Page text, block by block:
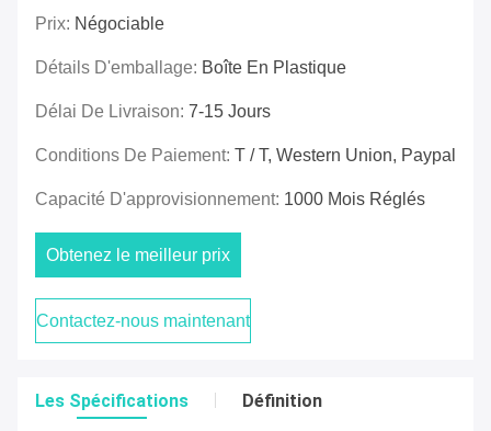
Prix: Négociable
Détails D'emballage: Boîte En Plastique
Délai De Livraison: 7-15 Jours
Conditions De Paiement: T / T, Western Union, Paypal
Capacité D'approvisionnement: 1000 Mois Réglés
Obtenez le meilleur prix
Contactez-nous maintenant
Les Spécifications Définition